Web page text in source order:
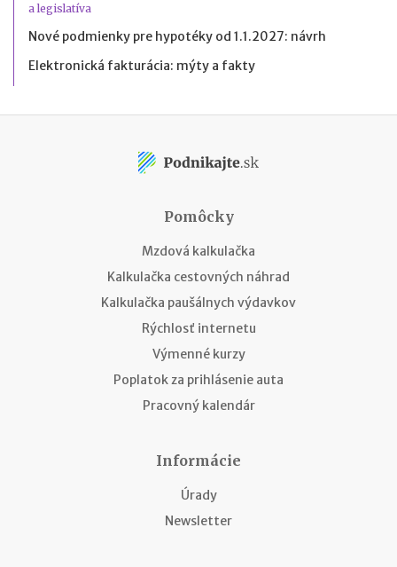
a legislatíva
Nové podmienky pre hypotéky od 1.1.2027: návrh
Elektronická fakturácia: mýty a fakty
Pomôcky
Mzdová kalkulačka
Kalkulačka cestovných náhrad
Kalkulačka paušálnych výdavkov
Rýchlosť internetu
Výmenné kurzy
Poplatok za prihlásenie auta
Pracovný kalendár
Informácie
Úrady
Newsletter